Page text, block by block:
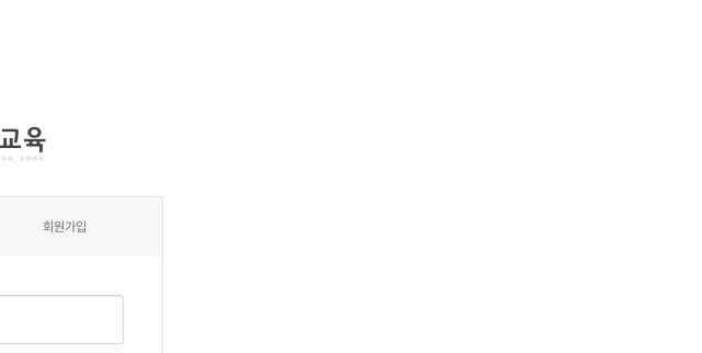
회원가입